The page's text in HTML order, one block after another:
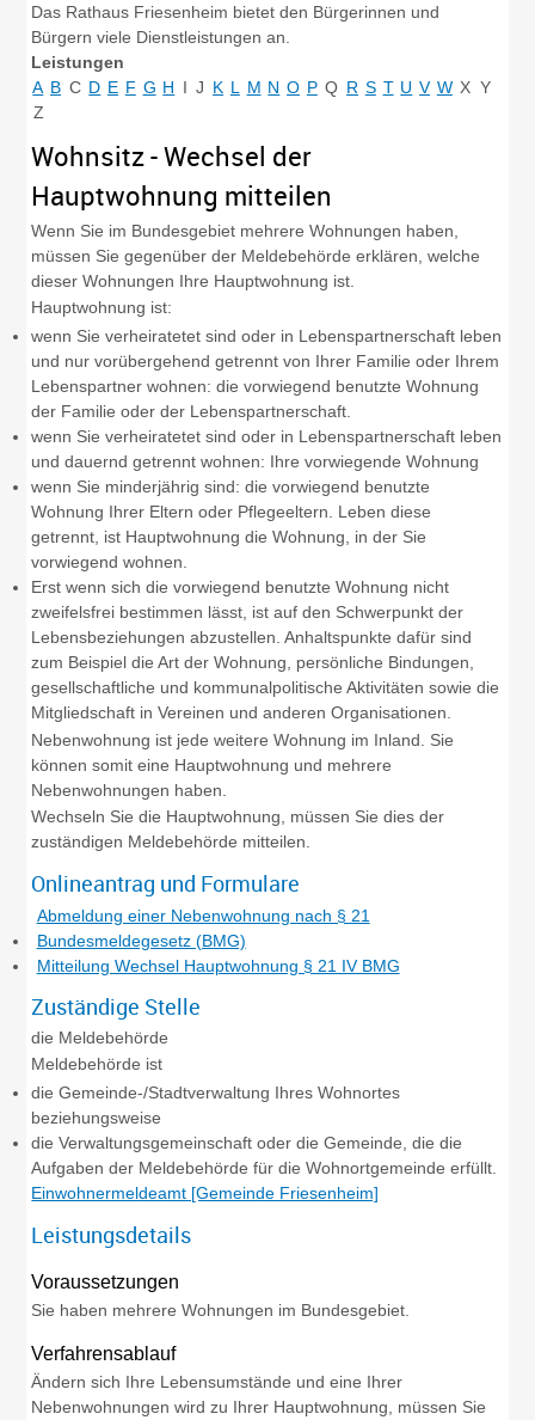
Das Rathaus Friesenheim bietet den Bürgerinnen und
Bürgern viele Dienstleistungen an.
Leistungen
A B C D E F G H I J K L M N O P Q R S T U V W X Y
Z
Wohnsitz - Wechsel der
Hauptwohnung mitteilen
Wenn Sie im Bundesgebiet mehrere Wohnungen haben,
müssen Sie gegenüber der Meldebehörde erklären, welche
dieser Wohnungen Ihre Hauptwohnung ist.
Hauptwohnung ist:
wenn Sie verheiratetet sind oder in Lebenspartnerschaft leben
und nur vorübergehend getrennt von Ihrer Familie oder Ihrem
Lebenspartner wohnen: die vorwiegend benutzte Wohnung
der Familie oder der Lebenspartnerschaft.
wenn Sie verheiratetet sind oder in Lebenspartnerschaft leben
und dauernd getrennt wohnen: Ihre vorwiegende Wohnung
wenn Sie minderjährig sind: die vorwiegend benutzte
Wohnung Ihrer Eltern oder Pflegeeltern. Leben diese
getrennt, ist Hauptwohnung die Wohnung, in der Sie
vorwiegend wohnen.
Erst wenn sich die vorwiegend benutzte Wohnung nicht
zweifelsfrei bestimmen lässt, ist auf den Schwerpunkt der
Lebensbeziehungen abzustellen. Anhaltspunkte dafür sind
zum Beispiel die Art der Wohnung, persönliche Bindungen,
gesellschaftliche und kommunalpolitische Aktivitäten sowie die
Mitgliedschaft in Vereinen und anderen Organisationen.
Nebenwohnung ist jede weitere Wohnung im Inland. Sie
können somit eine Hauptwohnung und mehrere
Nebenwohnungen haben.
Wechseln Sie die Hauptwohnung, müssen Sie dies der
zuständigen Meldebehörde mitteilen.
Onlineantrag und Formulare
Abmeldung einer Nebenwohnung nach § 21
Bundesmeldegesetz (BMG)
Mitteilung Wechsel Hauptwohnung § 21 IV BMG
Zuständige Stelle
die Meldebehörde
Meldebehörde ist
die Gemeinde-/Stadtverwaltung Ihres Wohnortes
beziehungsweise
die Verwaltungsgemeinschaft oder die Gemeinde, die die
Aufgaben der Meldebehörde für die Wohnortgemeinde erfüllt.
Einwohnermeldeamt [Gemeinde Friesenheim]
Leistungsdetails
Voraussetzungen
Sie haben mehrere Wohnungen im Bundesgebiet.
Verfahrensablauf
Ändern sich Ihre Lebensumstände und eine Ihrer
Nebenwohnungen wird zu Ihrer Hauptwohnung, müssen Sie